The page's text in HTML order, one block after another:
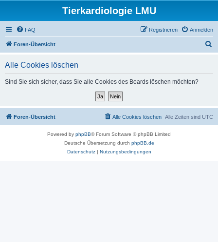
Tierkardiologie LMU
FAQ Anmelden
Registrieren
Foren-Übersicht
Alle Cookies löschen
Sind Sie sich sicher, dass Sie alle Cookies des Boards löschen möchten?
Foren-Übersicht Alle Zeiten sind UTC
Alle Cookies löschen
Powered by phpBB® Forum Software © phpBB Limited
Deutsche Übersetzung durch phpBB.de
Datenschutz| Nutzungsbedingungen